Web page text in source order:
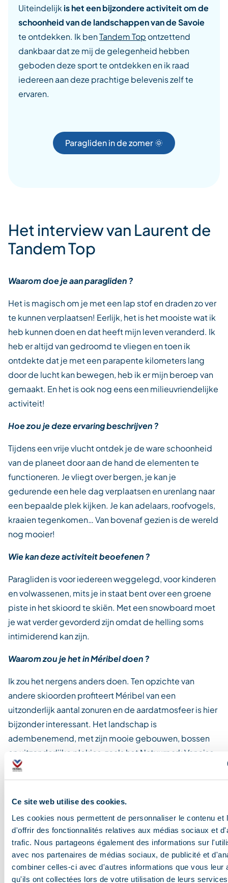
Ce site web utilise des cookies.
Les cookies nous permettent de personnaliser le contenu et
d'offrir des fonctionnalités relatives aux médias sociaux et
trafic. Nous partageons également des informations sur
avec nos partenaires de médias sociaux, de publicité et
combiner celles-ci avec d'autres informations que vous leur
qu'ils ont collectées lors de votre utilisation de leurs
Uiteindelijk is het een bijzondere activiteit om de
schoonheid van de landschappen van de Savoie
te ontdekken. Ik benTandem Top ontzettend
dankbaar dat ze mij de gelegenheid hebben
geboden deze sport te ontdekken en ik raad
iedereen aan deze prachtige belevenis zelf te
ervaren.
Paragliden in de zomer 🌞
Het interview van Laurent de
Tandem Top
Waarom doe je aan paragliden ?
Het is magisch om je met een lap stof en draden zo ver
te kunnen verplaatsen! Eerlijk, het is het mooiste wat ik
heb kunnen doen en dat heeft mijn leven veranderd. Ik
heb er altijd van gedroomd te vliegen en toen ik
ontdekte dat je met een parapente kilometers lang
door de lucht kan bewegen, heb ik er mijn beroep van
gemaakt. En het is ook nog eens een milieuvriendelijke
activiteit!
Hoe zou je deze ervaring beschrijven ?
Tijdens een vrije vlucht ontdek je de ware schoonheid
van de planeet door aan de hand de elementen te
functioneren. Je vliegt over bergen, je kan je
gedurende een hele dag verplaatsen en urenlang naar
een bepaalde plek kijken. Je kan adelaars, roofvogels,
kraaien tegenkomen… Van bovenaf gezien is de wereld
nog mooier!
Wie kan deze activiteit beoefenen ?
Paragliden is voor iedereen weggelegd, voor kinderen
en volwassenen, mits je in staat bent over een groene
piste in het skioord te skiën. Met een snowboard moet
je wat verder gevorderd zijn omdat de helling soms
intimiderend kan zijn.
Waarom zou je het in Méribel doen ?
Ik zou het nergens anders doen. Ten opzichte van
andere skioorden profiteert Méribel van een
uitzonderlijk aantal zonuren en de aardatmosfeer is hier
bijzonder interessant. Het landschap is
adembenemend, met zijn mooie gebouwen, bossen
en uitzonderlijke plekjes, zoals het Natuurpark Vanoise.
En bovendien vind je hier een grote groep herten en
Tandem Top